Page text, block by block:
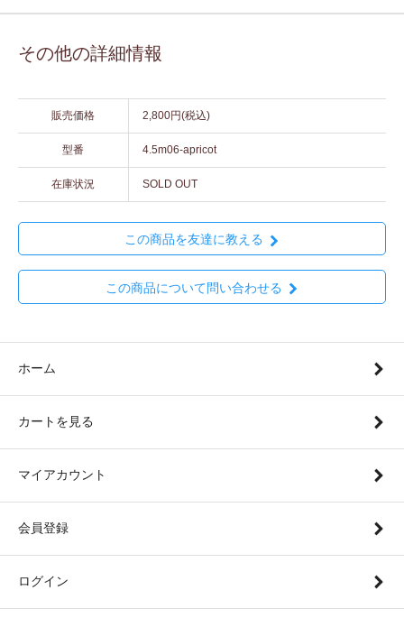
その他の詳細情報
販売価格 2,800円(税込)
型番 4.5m06-apricot
在庫状況 SOLD OUT
この商品を友達に教える
この商品について問い合わせる
ホーム
カートを見る
マイアカウント
会員登録
ログイン